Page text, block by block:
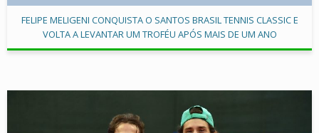
FELIPE MELIGENI CONQUISTA O SANTOS BRASIL TENNIS CLASSIC E
VOLTA A LEVANTAR UM TROFÉU APÓS MAIS DE UM ANO